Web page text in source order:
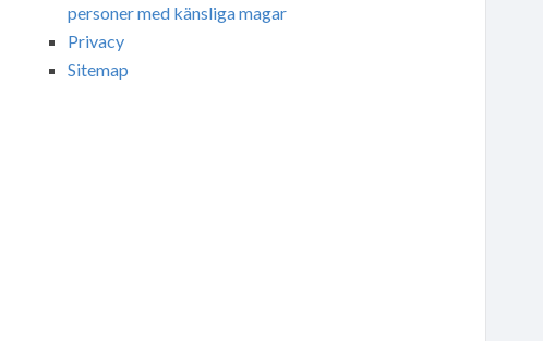
personer med känsliga magar
Privacy
Sitemap